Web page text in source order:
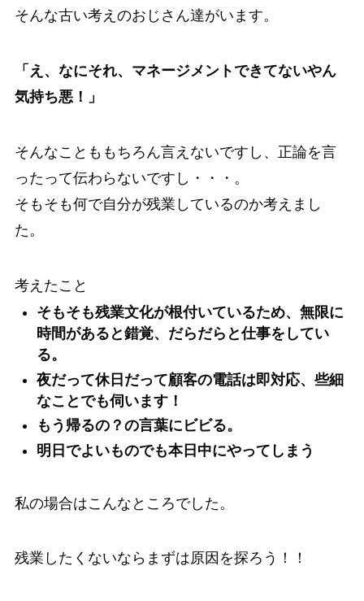
そんな古い考えのおじさん達がいます。
「え、なにそれ、マネージメントできてないやん
気持ち悪！」
そんなことももちろん言えないですし、正論を言
ったって伝わらないですし・・・。
そもそも何で自分が残業しているのか考えまし
た。
考えたこと
そもそも残業文化が根付いているため、無限に
時間があると錯覚、だらだらと仕事をしてい
る。
夜だって休日だって顧客の電話は即対応、些細
なことでも伺います！
もう帰るの？の言葉にビビる。
明日でよいものでも本日中にやってしまう
私の場合はこんなところでした。
残業したくないならまずは原因を探ろう！！